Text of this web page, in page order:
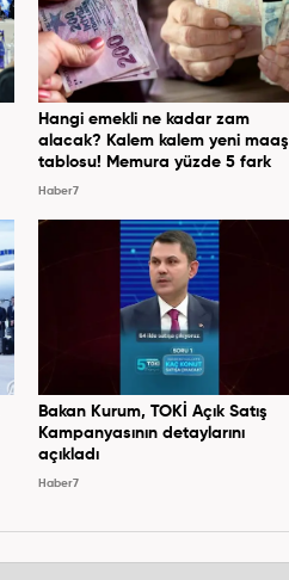
Hangi emekli ne kadar zam
alacak? Kalem kalem yeni maaş
tablosu! Memura yüzde 5 fark
Haber7
Bakan Kurum, TOKİ Açık Satış
Kampanyasının detaylarını
açıkladı
Haber7